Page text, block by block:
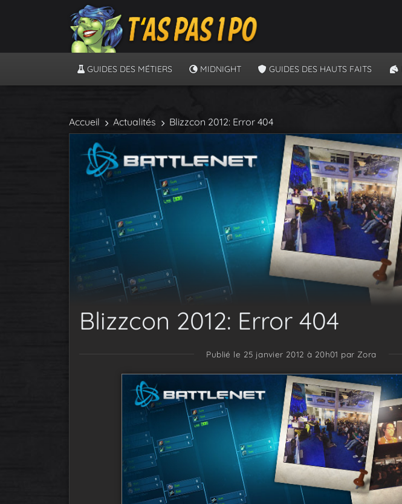
GUIDES DES MÉTIERS MIDNIGHT GUIDES DES HAUTS FAITS
Accueil Actualités Blizzcon 2012: Error 404
Blizzcon 2012: Error 404
Publié le 25 janvier 2012 à 20h01 par Zora